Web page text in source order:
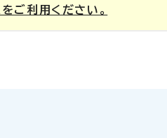
ご利用ください。